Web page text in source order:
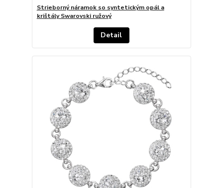
Strieborný náramok so syntetickým opál a
krištály Swarovski ružový
Detail